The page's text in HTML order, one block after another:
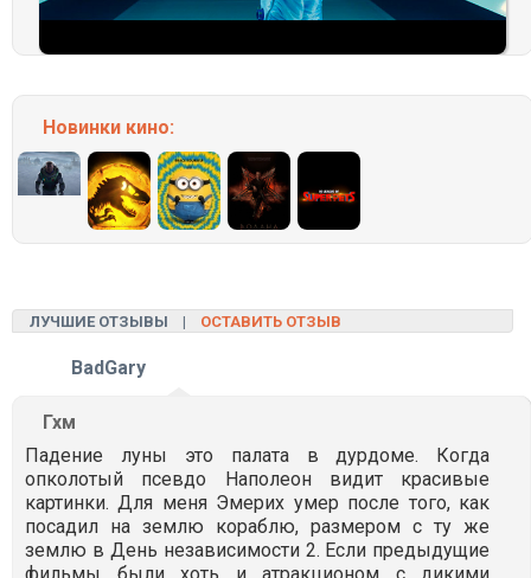
Новинки кино:
ЛУЧШИЕ ОТЗЫВЫ | ОСТАВИТЬ ОТЗЫВ
BadGary
Гхм
Падение луны это палата в дурдоме. Когда
опколотый псевдо Наполеон видит красивые
картинки. Для меня Эмерих умер после того, как
посадил на землю кораблю, размером с ту же
землю в День независимости 2. Если предыдущие